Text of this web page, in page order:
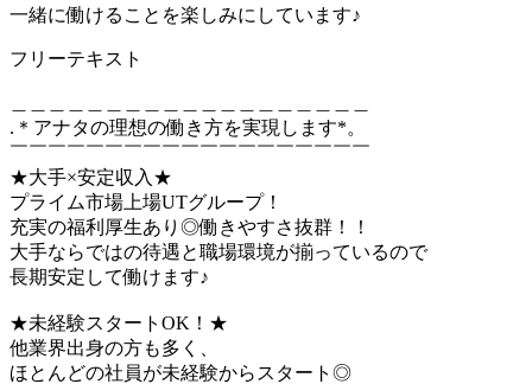
一緒に働けることを楽しみにしています♪
フリーテキスト
.＊アナタの理想の働き方を実現します*。
￣￣￣￣￣￣￣￣￣￣￣￣￣￣￣￣￣￣￣
★大手×安定収入★
プライム市場上場UTグループ！
充実の福利厚生あり◎働きやすさ抜群！！
大手ならではの待遇と職場環境が揃っているので
長期安定して働けます♪
★未経験スタートOK！★
他業界出身の方も多く、
ほとんどの社員が未経験からスタート◎